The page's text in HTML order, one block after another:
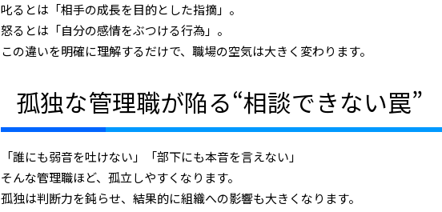
叱るとは「相手の成長を目的とした指摘」。
怒るとは「自分の感情をぶつける行為」。
この違いを明確に理解するだけで、職場の空気は大きく変わります。
孤独な管理職が陥る“相談できない罠”
「誰にも弱音を吐けない」「部下にも本音を言えない」
そんな管理職ほど、孤立しやすくなります。
孤独は判断力を鈍らせ、結果的に組織への影響も大きくなります。